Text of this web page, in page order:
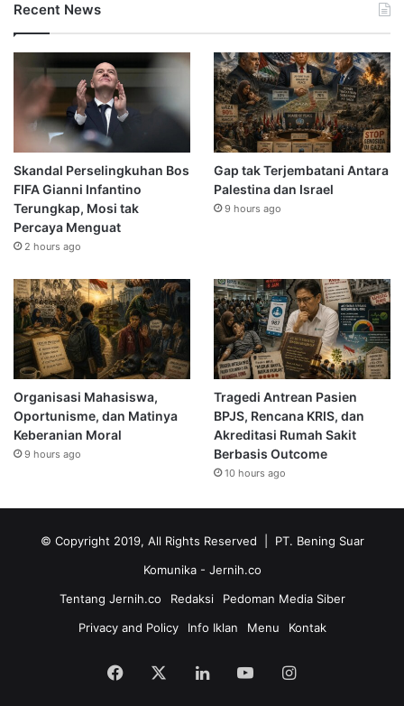
Recent News
Skandal Perselingkuhan Bos
FIFA Gianni Infantino
Terungkap, Mosi tak
Percaya Menguat
2 hours ago
Gap tak Terjembatani Antara
Palestina dan Israel
9 hours ago
Organisasi Mahasiswa,
Oportunisme, dan Matinya
Keberanian Moral
9 hours ago
Tragedi Antrean Pasien
BPJS, Rencana KRIS, dan
Akreditasi Rumah Sakit
Berbasis Outcome
10 hours ago
© Copyright 2019, All Rights Reserved | PT. Bening Suar
Komunika - Jernih.co
Tentang Jernih.co
Redaksi
Pedoman Media Siber
Privacy and Policy
Info Iklan Menu Kontak
Facebook LinkedInYouTubeInstagram